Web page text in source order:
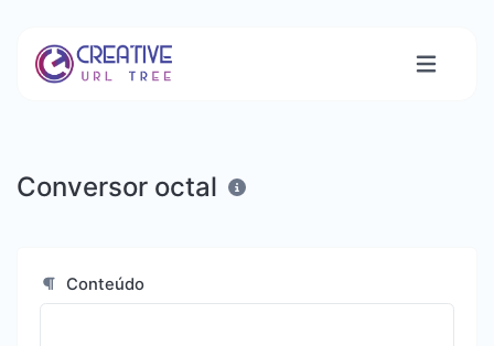
Conversor octal
Conteúdo